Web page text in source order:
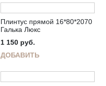
Плинтус прямой 16*80*2070
Галька Люкс
1 150 руб.
ДОБАВИТЬ